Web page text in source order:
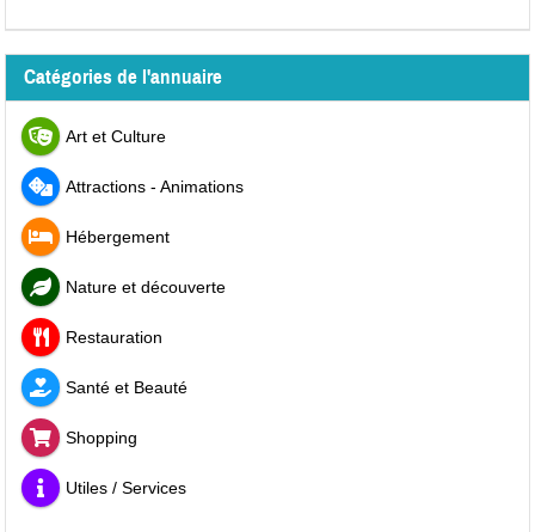
Catégories de l'annuaire
Art et Culture
Attractions - Animations
Hébergement
Nature et découverte
Restauration
Santé et Beauté
Shopping
Utiles / Services